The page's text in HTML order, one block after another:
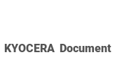
KYOCERA Document